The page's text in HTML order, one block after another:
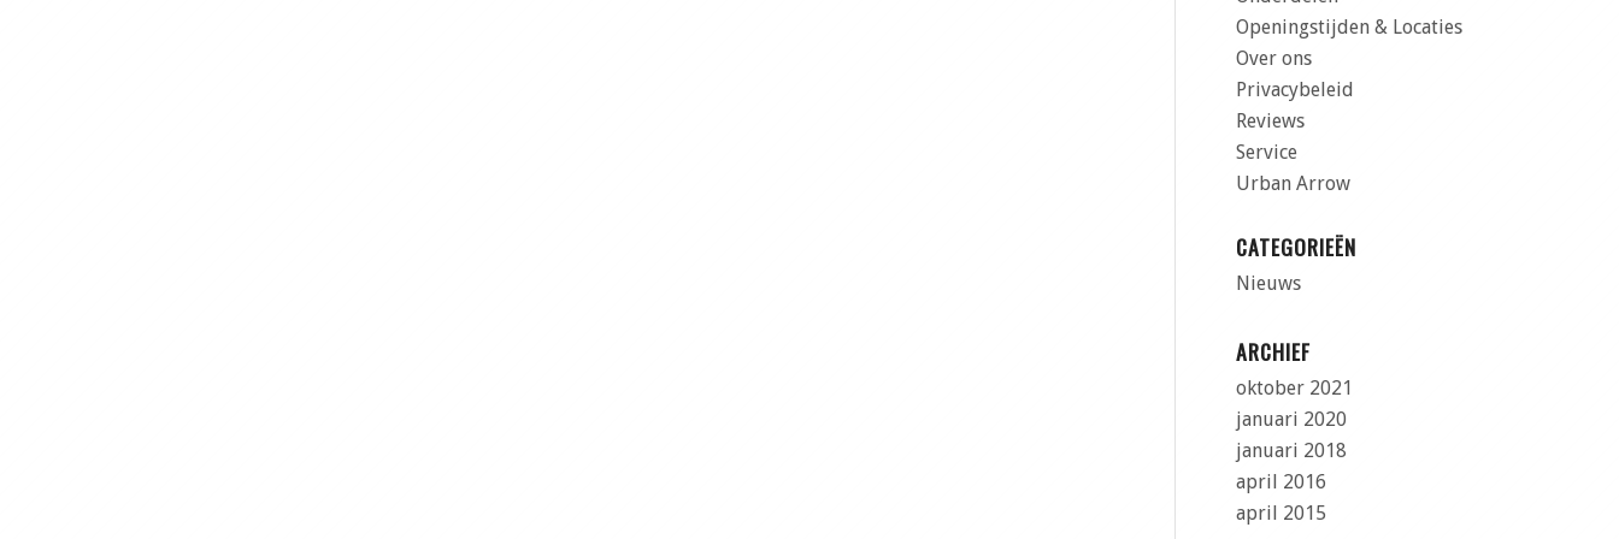
Openingstijden & Locaties
Over ons
Privacybeleid
Reviews
Service
Urban Arrow
CATEGORIEËN
Nieuws
ARCHIEF
oktober 2021
januari 2020
januari 2018
april 2016
april 2015